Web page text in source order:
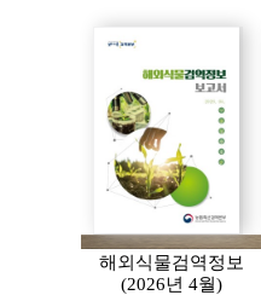
해외식물검역정보
(2026년 4월)